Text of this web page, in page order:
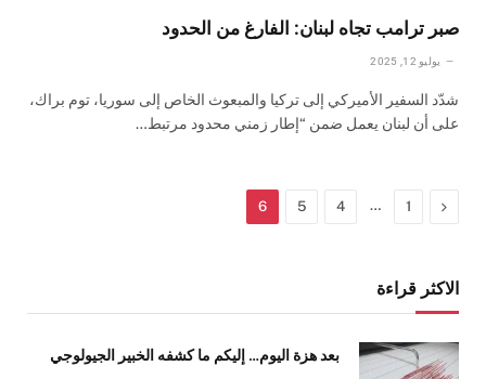
صبر ترامب تجاه لبنان: الفارغ من الحدود
يوليو 12, 2025
شدّد السفير الأميركي إلى تركيا والمبعوث الخاص إلى سوريا، توم براك،
على أن لبنان يعمل ضمن “إطار زمني محدود مرتبط…
السابق
1
…
4
5
6
الاكثر قراءة
بعد هزة اليوم… إليكم ما كشفه الخبير الجيولوجي